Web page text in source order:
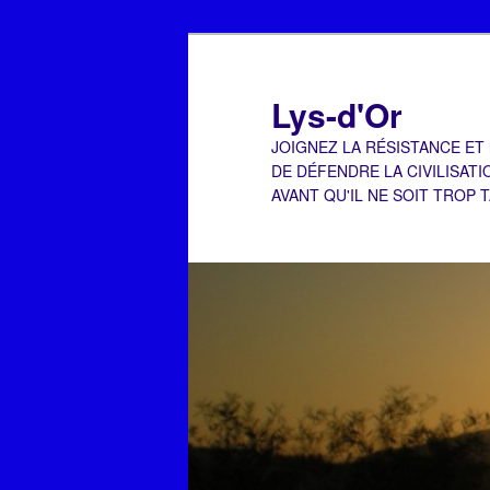
Lys-d'Or
JOIGNEZ LA RÉSISTANCE
DE DÉFENDRE LA
AVANT QU'IL NE SOIT TROP